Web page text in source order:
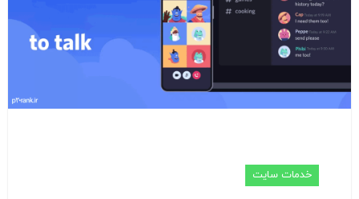
خدمات سایت